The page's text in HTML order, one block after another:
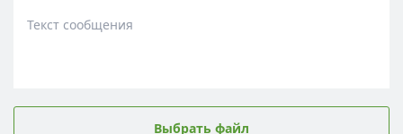
Текст сообщения
Выбрать файл